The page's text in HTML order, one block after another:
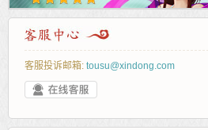
客服投诉邮箱: tousu@xindong.com